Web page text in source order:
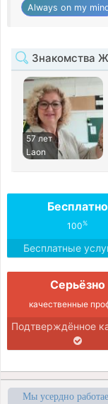
Always on my
Знакомства
57 лет
Laon
Бесплатно
100%
Бесплатные
Серьёзно
качественные
Подтверждённое
Мы усердно